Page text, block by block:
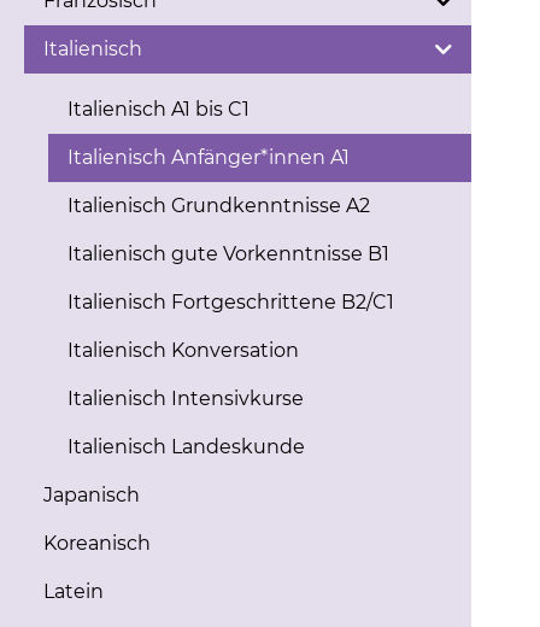
Italienisch
Italienisch A1 bis C1
Italienisch Anfänger*innen A1
Italienisch Grundkenntnisse A2
Italienisch gute Vorkenntnisse B1
Italienisch Fortgeschrittene B2/C1
Italienisch Konversation
Italienisch Intensivkurse
Italienisch Landeskunde
Japanisch
Koreanisch
Latein